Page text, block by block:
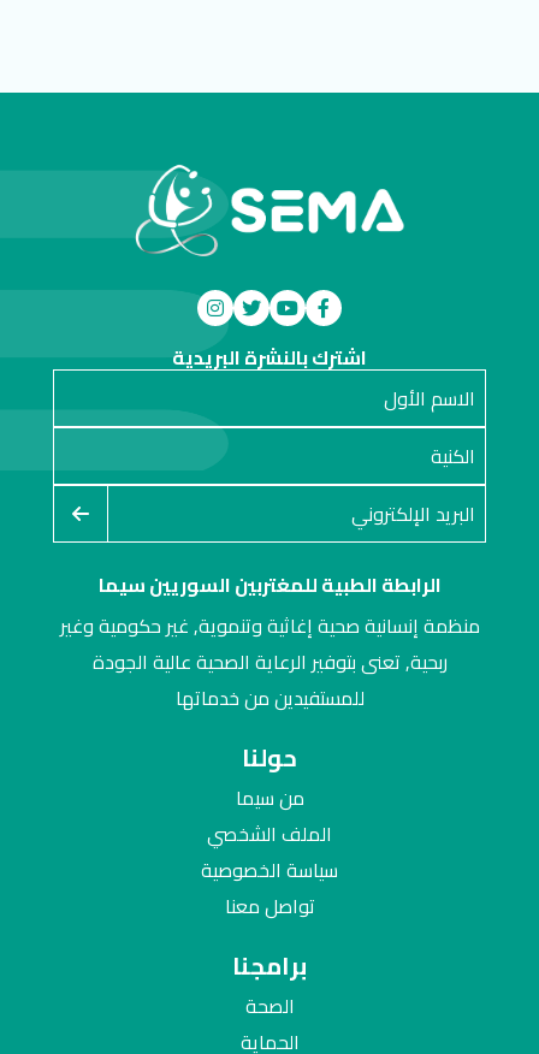
الرابطة الطبية للمغتربين السوريين سيما
منظمة إنسانية صحية إغاثية وتنموية, غير حكومية وغير
ربحية, تعنى بتوفير الرعاية الصحية عالية الجودة
للمستفيدين من خدماتها
اشترك بالنشرة البريدية
حولنا
من سيما
الملف الشخصي
سياسة الخصوصية
تواصل معنا
برامجنا
الصحة
الحماية